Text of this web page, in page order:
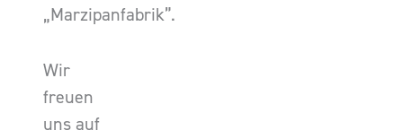
„Marzipanfabrik”.
Wir
freuen
uns auf